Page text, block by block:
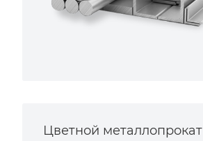
Цветной металлопрокат